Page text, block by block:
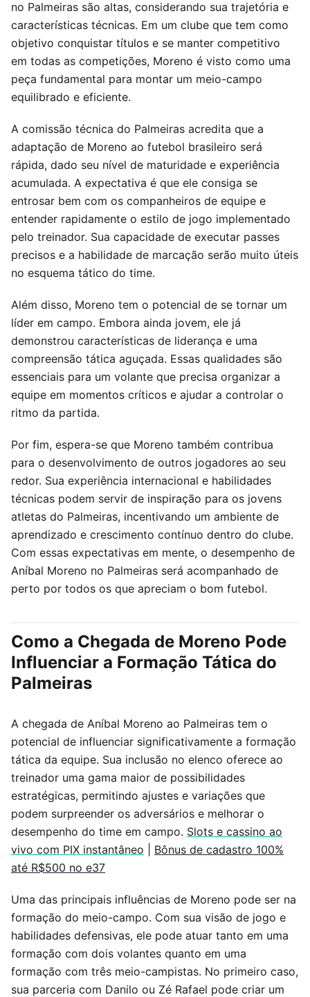
no Palmeiras são altas, considerando sua trajetória e
características técnicas. Em um clube que tem como
objetivo conquistar títulos e se manter competitivo
em todas as competições, Moreno é visto como uma
peça fundamental para montar um meio-campo
equilibrado e eficiente.
A comissão técnica do Palmeiras acredita que a
adaptação de Moreno ao futebol brasileiro será
rápida, dado seu nível de maturidade e experiência
acumulada. A expectativa é que ele consiga se
entrosar bem com os companheiros de equipe e
entender rapidamente o estilo de jogo implementado
pelo treinador. Sua capacidade de executar passes
precisos e a habilidade de marcação serão muito úteis
no esquema tático do time.
Além disso, Moreno tem o potencial de se tornar um
líder em campo. Embora ainda jovem, ele já
demonstrou características de liderança e uma
compreensão tática aguçada. Essas qualidades são
essenciais para um volante que precisa organizar a
equipe em momentos críticos e ajudar a controlar o
ritmo da partida.
Por fim, espera-se que Moreno também contribua
para o desenvolvimento de outros jogadores ao seu
redor. Sua experiência internacional e habilidades
técnicas podem servir de inspiração para os jovens
atletas do Palmeiras, incentivando um ambiente de
aprendizado e crescimento contínuo dentro do clube.
Com essas expectativas em mente, o desempenho de
Aníbal Moreno no Palmeiras será acompanhado de
perto por todos os que apreciam o bom futebol.
Como a Chegada de Moreno Pode
Influenciar a Formação Tática do
Palmeiras
A chegada de Aníbal Moreno ao Palmeiras tem o
potencial de influenciar significativamente a formação
tática da equipe. Sua inclusão no elenco oferece ao
treinador uma gama maior de possibilidades
estratégicas, permitindo ajustes e variações que
podem surpreender os adversários e melhorar o
desempenho do time em campo. Slots e cassino ao
vivo com PIX instantâneo
Bônus de cadastro 100%
até R$500 no e37
Uma das principais influências de Moreno pode ser na
formação do meio-campo. Com sua visão de jogo e
habilidades defensivas, ele pode atuar tanto em uma
formação com dois volantes quanto em uma
formação com três meio-campistas. No primeiro caso,
sua parceria com Danilo ou Zé Rafael pode criar um